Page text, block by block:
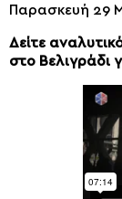
Παρασκευή 29
Δείτε
στο Βελιγράδι